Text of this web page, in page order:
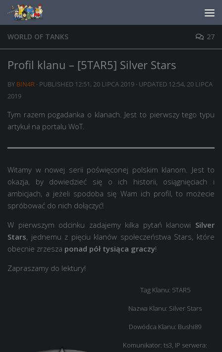
Skip to content
WORLD OF TANKS 27
Profil klanu – [5TAR5] Silver Stars
BY BIN4R · PUBLISHED 12:51, 20 LIPCA 2019 · UPDATED 12:54, 20 LIPCA
2019
Tym razem pogadanka o klanach. Jest to pierwszy tego typu
artykuł na portalu WoT.
Witamy w nowej serii poświęconej polskim klanom. Jest to
okazja, by dowiedzieć się o ich historii, osiągnięciach i
ambicjach, a jeżeli spodoba się Wam ich profil, to możecie
spróbować do nich dołączyć!
W pierwszym odcinku zadajemy kilka pytań klanowi Silver
Stars, jednemu z pięciu klanów społeczeństwa Stars, które
obecnie zrzesza ponad pół tysiąca graczy!
Zapraszamy do lektury!
Tag Klanu: 5TAR5
Nazwa Klanu: Silver Stars
Dowódca Klanu: Bushi89
Komunikator: ts3, IP serwera: